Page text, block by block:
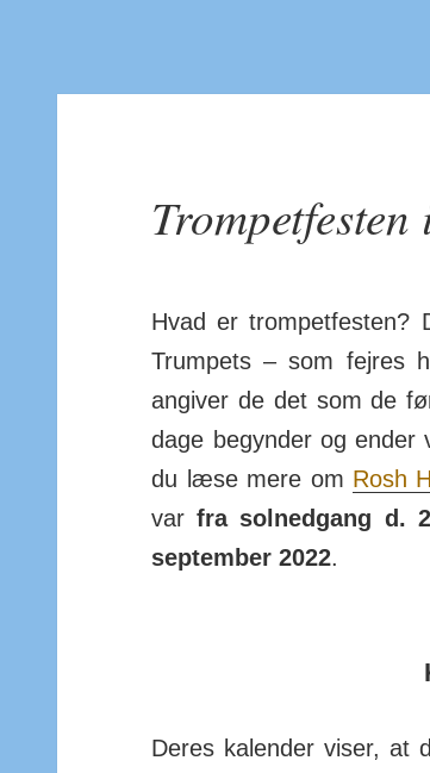
Hvad er trompet­festen?
Trumpets – som fejres
angiver de det som de
dage begynder og ender
du læse mere om Rosh
varfra sol­ned­gang d.
sep­tember 2022.
Deres kalender viser, at